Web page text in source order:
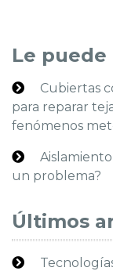
Le
Cubiertas
para reparar
fenómenos
un problema?
Últimos